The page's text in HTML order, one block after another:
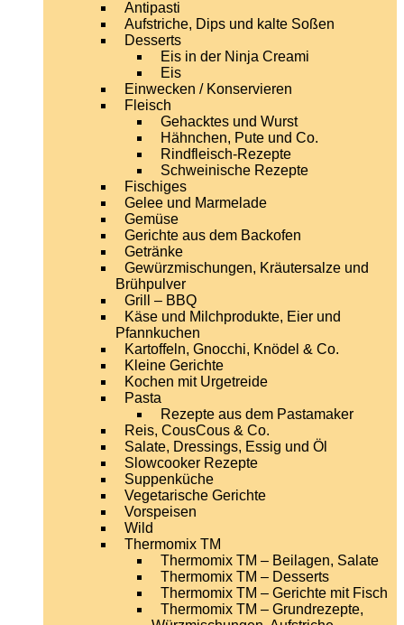
Antipasti
Aufstriche, Dips und kalte Soßen
Desserts
Eis in der Ninja Creami
Eis
Einwecken / Konservieren
Fleisch
Gehacktes und Wurst
Hähnchen, Pute und Co.
Rindfleisch-Rezepte
Schweinische Rezepte
Fischiges
Gelee und Marmelade
Gemüse
Gerichte aus dem Backofen
Getränke
Gewürzmischungen, Kräutersalze und
Brühpulver
Grill – BBQ
Käse und Milchprodukte, Eier und
Pfannkuchen
Kartoffeln, Gnocchi, Knödel & Co.
Kleine Gerichte
Kochen mit Urgetreide
Pasta
Rezepte aus dem Pastamaker
Reis, CousCous & Co.
Salate, Dressings, Essig und Öl
Slowcooker Rezepte
Suppenküche
Vegetarische Gerichte
Vorspeisen
Wild
Thermomix TM
Thermomix TM – Beilagen, Salate
Thermomix TM – Desserts
Thermomix TM – Gerichte mit Fisch
Thermomix TM – Grundrezepte,